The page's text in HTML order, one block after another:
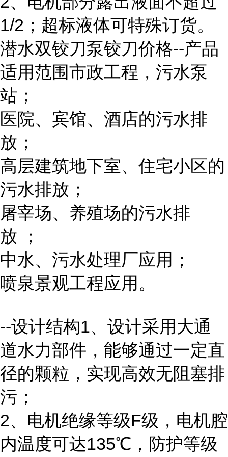
1/2；超标液体可特殊订货。
潜水双铰刀泵铰刀价格--产品
适用范围市政工程，污水泵
站；
医院、宾馆、酒店的污水排
放；
高层建筑地下室、住宅小区的
污水排放；
屠宰场、养殖场的污水排
放 ；
中水、污水处理厂应用；
喷泉景观工程应用。
--设计结构1、设计采用大通
道水力部件，能够通过一定直
径的颗粒，实现高效无阻塞排
污；
2、电机绝缘等级F级，电机腔
内温度可达135℃，防护等级